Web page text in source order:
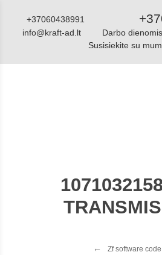
+37060438991
info@kraft-ad.lt
Darbo
Susisiekite su
Zf software